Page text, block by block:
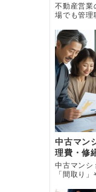
不動産営業
場でも管
中古マン
理費・修
中古マンシ
「間取り